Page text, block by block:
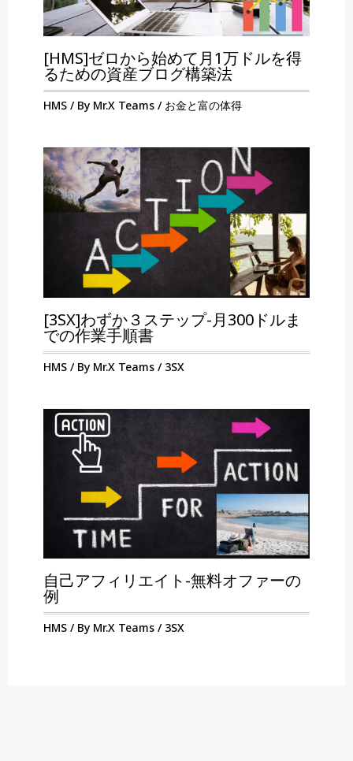
[HMS]ゼロから始めて月1万ドルを得
るための資産ブログ構築法
HMS/ By Mr.X Teams / お金と富の体得
[3SX]わずか３ステップ-月300ドルま
での作業手順書
HMS/ By Mr.X Teams / 3SX
自己アフィリエイト-無料オファーの
例
HMS/ By Mr.X Teams / 3SX